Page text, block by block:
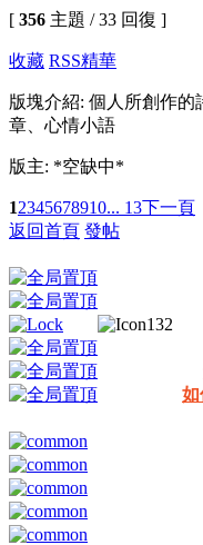
[ 356 主題 / 33 回復 ]
收藏 RSS精華
版塊介紹: 個人所創作
章、心情小語
版主: *空缺中*
12345678910... 13下一頁
返回首頁 發帖
如